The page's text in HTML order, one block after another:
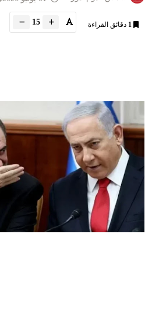
1 دقائق القراءة 15